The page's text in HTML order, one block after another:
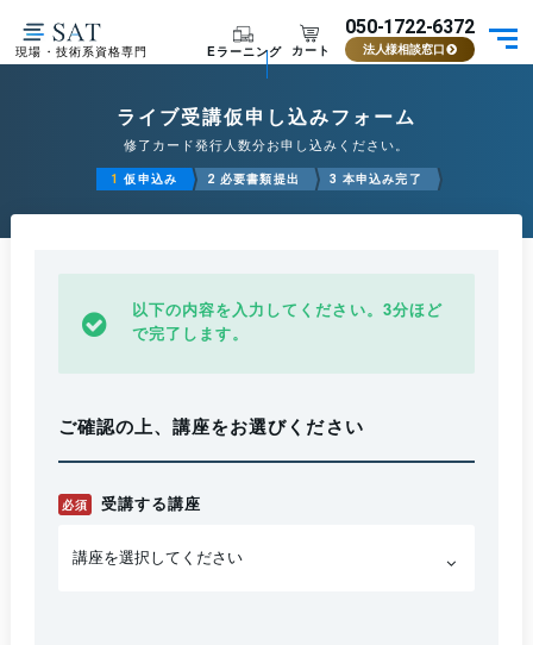
現場・技術系資格専門 Eラーニング カート
050-1722-6372
法人様相談窓口
ライブ受講仮申し込みフォーム
修了カード発行人数分お申し込みください。
1 仮申込み 2 必要書類提出 3 本申込み完了
以下の内容を入力してください。3分ほど
で完了します。
ご確認の上、講座をお選びください
必須 受講する講座